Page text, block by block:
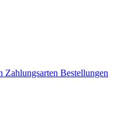
Zahlungsarten Bestellungen